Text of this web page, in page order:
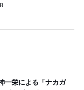
一栄による「ナカガ